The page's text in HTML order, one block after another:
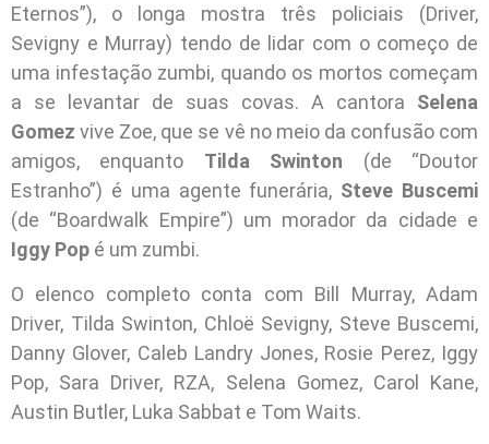
Eternos”), o longa mostra três policiais (Driver,
Sevigny e Murray) tendo de lidar com o começo de
uma infestação zumbi, quando os mortos começam
a se levantar de suas covas. A cantora Selena
Gomez vive Zoe, que se vê no meio da confusão com
amigos, enquanto Tilda Swinton (de “Doutor
Estranho”) é uma agente funerária, Steve Buscemi
(de “Boardwalk Empire”) um morador da cidade e
Iggy Pop é um zumbi.
O elenco completo conta com Bill Murray, Adam
Driver, Tilda Swinton, Chloë Sevigny, Steve Buscemi,
Danny Glover, Caleb Landry Jones, Rosie Perez, Iggy
Pop, Sara Driver, RZA, Selena Gomez, Carol Kane,
Austin Butler, Luka Sabbat e Tom Waits.